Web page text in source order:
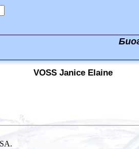
VOSS Janice Elaine